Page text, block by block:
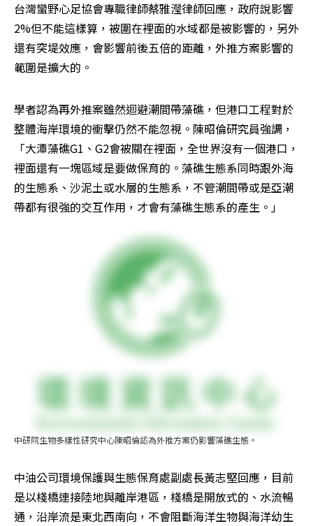
台灣蠻野心足協會專職律師蔡雅瀅律師回應，政府說影響
2%但不能這樣算，被圍在裡面的水域都是被影響的，另外
還有突堤效應，會影響前後五倍的距離，外推方案影響的
範圍是擴大的。
學者認為再外推案雖然迴避潮間帶藻礁，但港口工程對於
整體海岸環境的衝擊仍然不能忽視。陳昭倫研究員強調，
「大潭藻礁G1、G2會被關在裡面，全世界沒有一個港口，
裡面還有一塊區域是要做保育的。藻礁生態系同時跟外海
的生態系、沙泥土或水層的生態系，不管潮間帶或是亞潮
帶都有很強的交互作用，才會有藻礁生態系的產生。」
中研院生物多樣性研究中心陳昭倫認為外推方案仍影響藻礁生態。
中油公司環境保護與生態保育處副處長黃志堅回應，目前
是以棧橋連接陸地與離岸港區，棧橋是開放式的、水流暢
通，沿岸流是東北西南向，不會阻斷海洋生物與海洋幼生